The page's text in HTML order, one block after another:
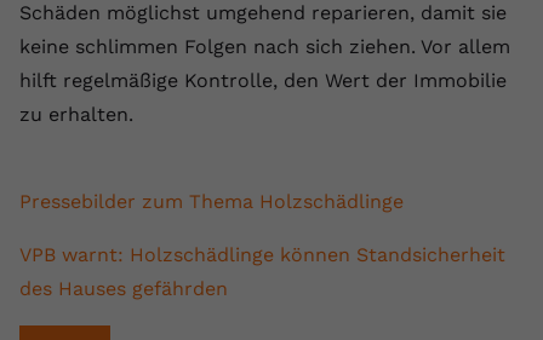
Schäden möglichst umgehend reparieren, damit sie
keine schlimmen Folgen nach sich ziehen. Vor allem
hilft regelmäßige Kontrolle, den Wert der Immobilie
zu erhalten.
Pressebilder zum Thema Holzschädlinge
VPB warnt: Holzschädlinge können Standsicherheit
des Hauses gefährden